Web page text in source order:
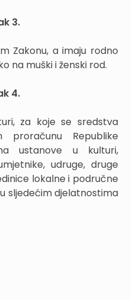
3.
Zakonu, a imaju rodno
na muški i ženski rod.
4.
za koje se sredstva
proračunu Republike
ustanove u kulturi,
udruge, druge
lokalne i područne
sljedećim djelatnostima